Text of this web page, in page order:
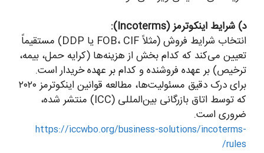
د) شرایط اینکوترمز (Incoterms):
انتخاب شرایط فروش (مثلاً FOB، CIF یا DDP) مستقیماً
تعیین می‌کند که کدام بخش از هزینه‌ها (کرایه حمل، بیمه،
ترخیص) بر عهده فروشنده و کدام بر عهده خریدار است.
برای درک دقیق مسئولیت‌ها، مطالعه قوانین اینکوترمز ۲۰۲۰
که توسط اتاق بازرگانی بین‌المللی (ICC) منتشر شده،
ضروری است.
https://iccwbo.org/business-solutions/incoterms-
rules/